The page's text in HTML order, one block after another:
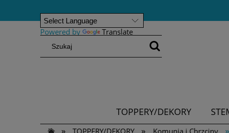
Powered by Translate
TOPPERY/DEKORY
»
TOPPERY/DEKORY » Komunia i Chrzciny »